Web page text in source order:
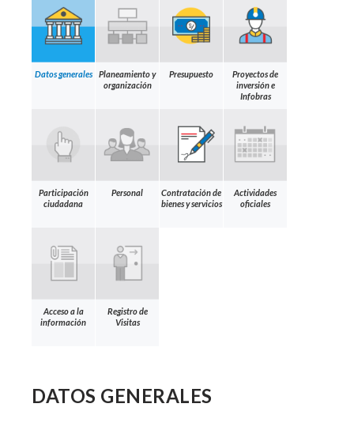
Datos generales
Planeamiento y
organización
Presupuesto
Proyectos de
inversión e
Infobras
Participación
ciudadana
Personal
Contratación de
bienes y servicios
Actividades
oficiales
Acceso a la
información
Registro de
Visitas
DATOS GENERALES